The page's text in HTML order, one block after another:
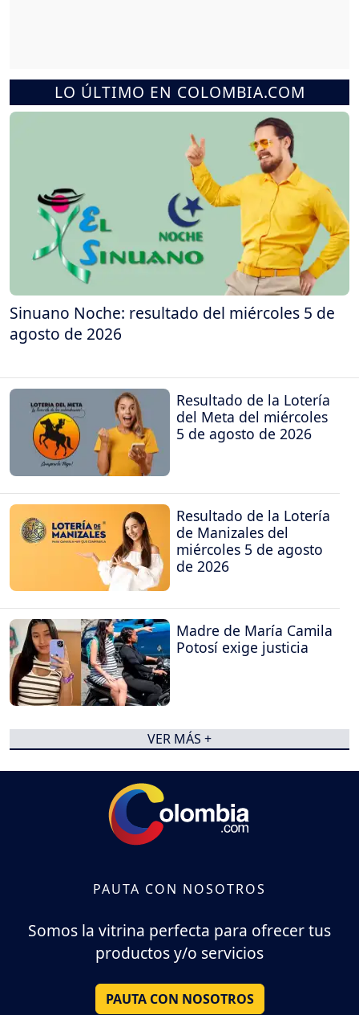
LO ÚLTIMO EN COLOMBIA.COM
Sinuano Noche: resultado del miércoles 5 de
agosto de 2026
Resultado de la Lotería
del Meta del miércoles
5 de agosto de 2026
Resultado de la Lotería
de Manizales del
miércoles 5 de agosto
de 2026
Madre de María Camila
Potosí exige justicia
VER MÁS +
PAUTA CON NOSOTROS
Somos la vitrina perfecta para ofrecer tus
productos y/o servicios
PAUTA CON NOSOTROS